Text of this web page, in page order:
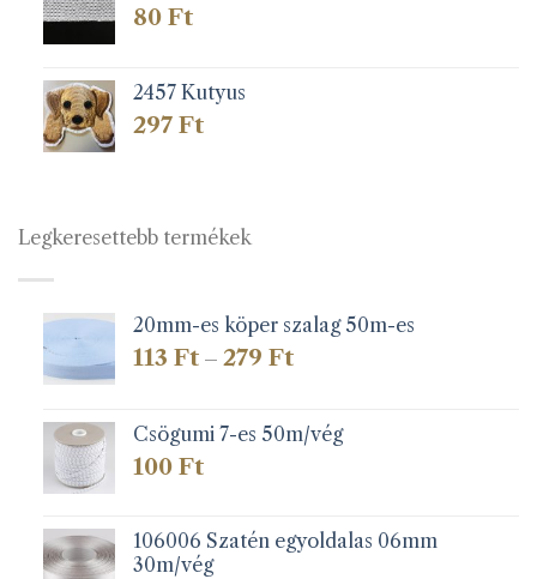
80 Ft
2457 Kutyus
297 Ft
Legkeresettebb termékek
20mm-es köper szalag 50m-es
113 Ft – 279 FtÁrtartomány:
279 Ft
Csögumi 7-es 50m/vég
100 Ft
106006 Szatén egyoldalas 06mm
30m/vég